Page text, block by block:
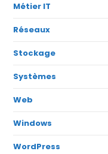
Métier IT
Réseaux
Stockage
Systèmes
Web
Windows
WordPress